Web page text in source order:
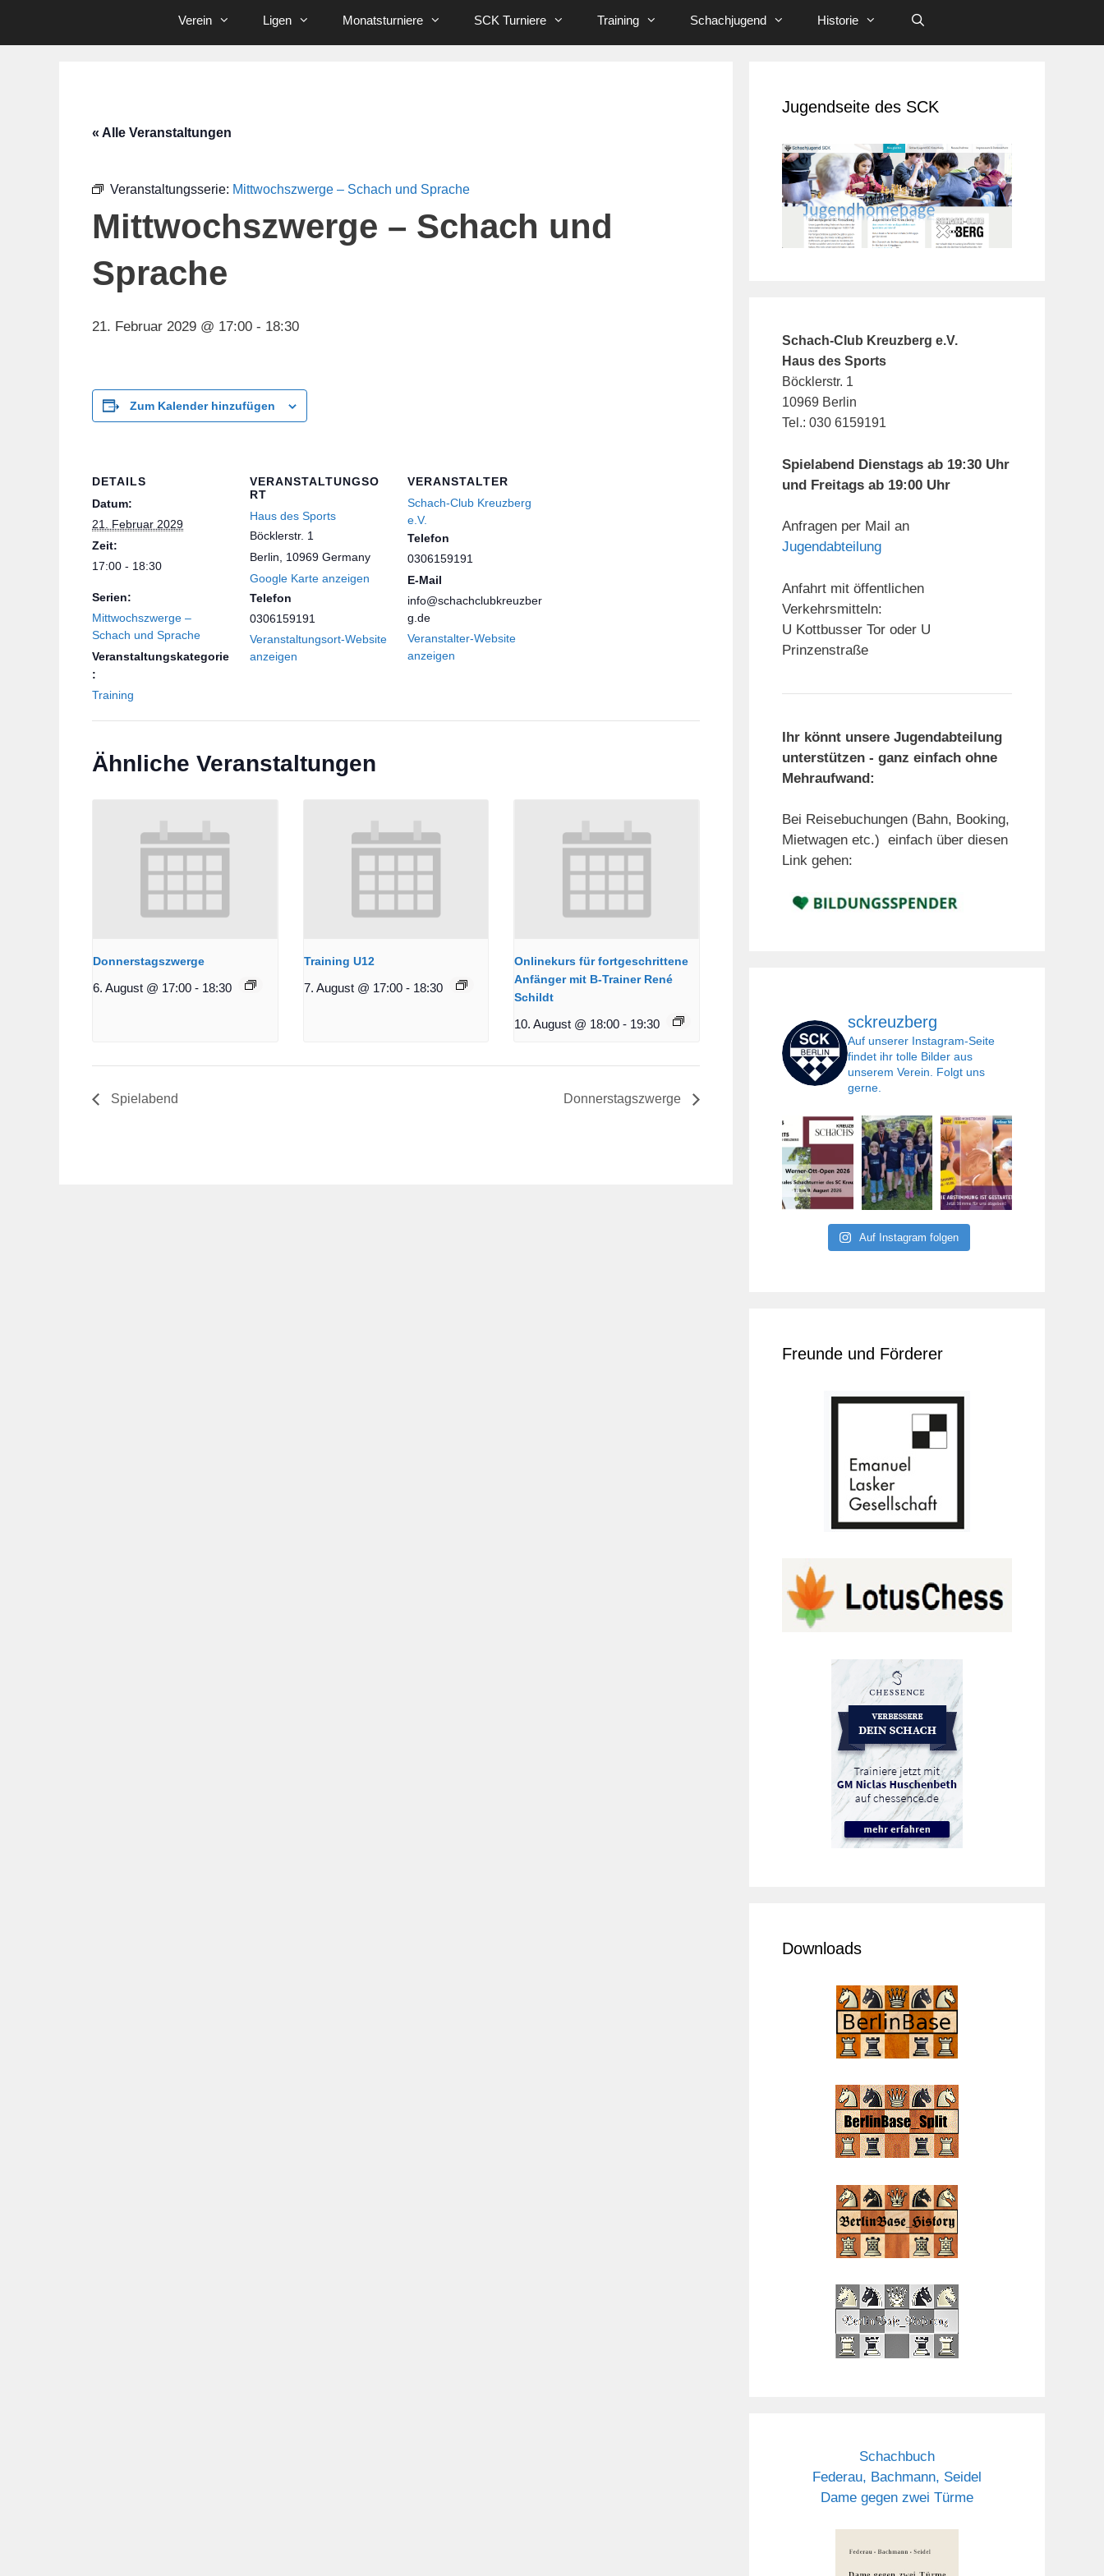
Verein Ligen Monatsturniere SCK Turniere Training Schachjugend Historie
« Alle Veranstaltungen
Veranstaltungsserie: Mittwochszwerge – Schach und Sprache
Mittwochszwerge – Schach und
Sprache
21. Februar 2029 @ 17:00 - 18:30
Zum Kalender hinzufügen
DETAILS
Datum:
21. Februar 2029
Zeit:
17:00 - 18:30
Serien:
Mittwochszwerge –
Schach und Sprache
Veranstaltungskategorie
:
Training
VERANSTALTUNGSO
RT
Haus des Sports
Böcklerstr. 1
Berlin
10969 Germany
Google Karte anzeigen
Telefon
0306159191
Veranstaltungsort-Website
anzeigen
VERANSTALTER
Schach-Club Kreuzberg
e.V.
Telefon
0306159191
E-Mail
info@schachclubkreuzber
g.de
Veranstalter-Website
anzeigen
Ähnliche Veranstaltungen
Donnerstagszwerge
6. August @ 17:00 - 18:30
Training U12
7. August @ 17:00 - 18:30
Onlinekurs für fortgeschrittene
Anfänger mit B-Trainer René
Schildt
10. August @ 18:00 - 19:30
Spielabend Donnerstagszwerge
Jugendseite des SCK
Schach-Club Kreuzberg e.V.
Haus des Sports
Böcklerstr. 1
10969 Berlin
Tel.: 030 6159191
Spielabend Dienstags ab 19:30 Uhr
und Freitags ab 19:00 Uhr
Anfragen per Mail an
Jugendabteilung
Anfahrt mit öffentlichen
Verkehrsmitteln:
U Kottbusser Tor oder U
Prinzenstraße
Ihr könnt unsere Jugendabteilung
unterstützen - ganz einfach ohne
Mehraufwand:
Bei Reisebuchungen (Bahn, Booking,
Mietwagen etc.) einfach über diesen
Link gehen:
sckreuzberg
Auf unserer Instagram-Seite
findet ihr tolle Bilder aus
unserem Verein. Folgt uns
gerne.
Auf Instagram folgen
Freunde und Förderer
Downloads
Schachbuch
Federau, Bachmann, Seidel
Dame gegen zwei Türme